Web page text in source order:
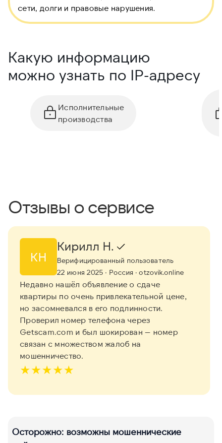
сети, долги и правовые нарушения.
Какую информацию
можно узнать по IP-адресу
Исполнительные
производства
Отзывы о сервисе
КН
Кирилл Н.
Верифицированный пользователь
22 июня 2025 · Россия · otzovik.online
Недавно нашёл объявление о сдаче
квартиры по очень привлекательной цене,
но засомневался в его подлинности.
Проверил номер телефона через
Getscam.com и был шокирован — номер
связан с множеством жалоб на
мошенничество.
★★★★★
Осторожно: возможны мошеннические